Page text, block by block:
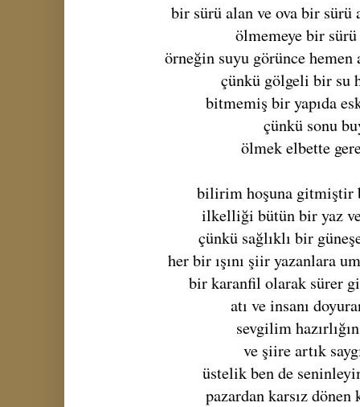
bir sürü alan ve ova bir sürü
ölmemeye bir sürü
örneğin suyu görünce hemen
çünkü gölgeli bir su
bitmemiş bir yapıda
çünkü sonu
ölmek elbette
bilirim hoşuna gitmiştir
ilkelliği bütün bir yaz ve
çünkü sağlıklı bir
her bir ışını şiir yazanlara
bir karanfil olarak sürer
atı ve insanı
sevgilim
ve şiire artık
üstelik ben de
pazardan karsız